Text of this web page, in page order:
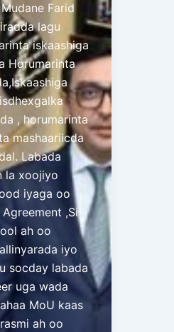
Farid
lagu
iskaashiga
Horumarinta
, horumarinta
mashaariicda
Labada
la xoojiyo
iyaga oo
,Si
ah oo
iyo
socday labada
uga wada
MoU kaas
ah oo